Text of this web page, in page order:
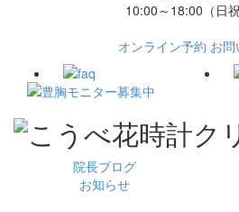
10:00～18:00（日祝
オンライン予約 お
院長ブログ
お知らせ